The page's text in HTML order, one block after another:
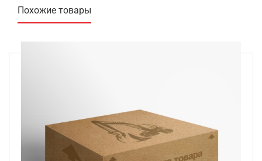
Похожие товары